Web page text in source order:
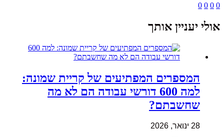
0
0
0
0
אולי יעניין אותך
המספרים המפתיעים של קריית שמונה:
למה 600 דורשי עבודה הם לא מה
שחשבתם?
28 ינואר, 2026